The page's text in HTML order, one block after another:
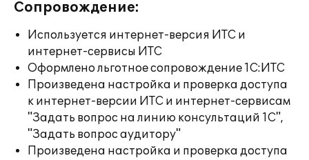
Сопровождение:
Используется интернет-версия ИТС и
интернет-сервисы ИТС
Оформлено льготное сопровождение 1С:ИТС
Произведена настройка и проверка доступа
к интернет-версии ИТС и интернет-сервисам
"Задать вопрос на линию консультаций 1С",
"Задать вопрос аудитору"
Произведена настройка и проверка доступа